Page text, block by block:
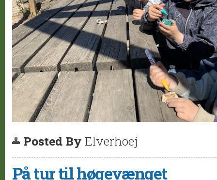
Posted By Elverhoej
På tur til høgevænget